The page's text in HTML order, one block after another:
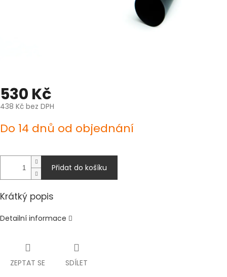
530 Kč
438 Kč bez DPH
cena:
Do 14 dnů od objednání
Přidat do košíku
Krátký popis
Detailní informace
ZEPTAT SE SDÍLET